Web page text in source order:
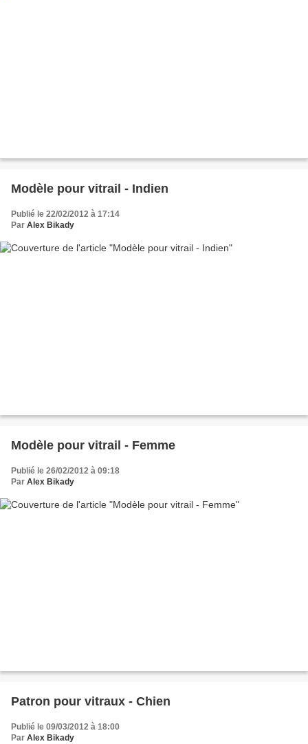
Modèle pour vitrail - Indien
Publié le 22/02/2012 à 17:14
Par Alex Bikady
Modèle pour vitrail - Femme
Publié le 26/02/2012 à 09:18
Par Alex Bikady
Patron pour vitraux - Chien
Publié le 09/03/2012 à 18:00
Par Alex Bikady